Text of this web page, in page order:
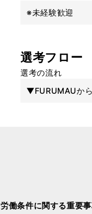
※未経験歓迎
選考フロー
選考の流れ
▼FURUMAUか
労働条件に関する重要